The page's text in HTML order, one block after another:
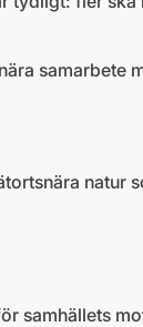
samarbete
natur
samhällets